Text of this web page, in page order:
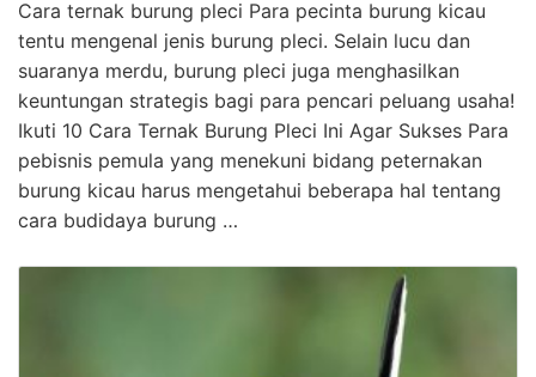
Cara ternak burung pleci Para pecinta burung kicau
tentu mengenal jenis burung pleci. Selain lucu dan
suaranya merdu, burung pleci juga menghasilkan
keuntungan strategis bagi para pencari peluang usaha!
Ikuti 10 Cara Ternak Burung Pleci Ini Agar Sukses Para
pebisnis pemula yang menekuni bidang peternakan
burung kicau harus mengetahui beberapa hal tentang
cara budidaya burung …